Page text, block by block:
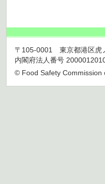
〒105-0001 東京都港区虎
内閣府法人番号
© Food Safety Commission